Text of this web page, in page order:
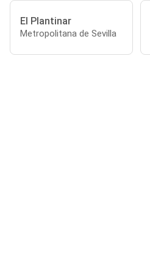
El Plantinar
Metropolitana de Sevilla